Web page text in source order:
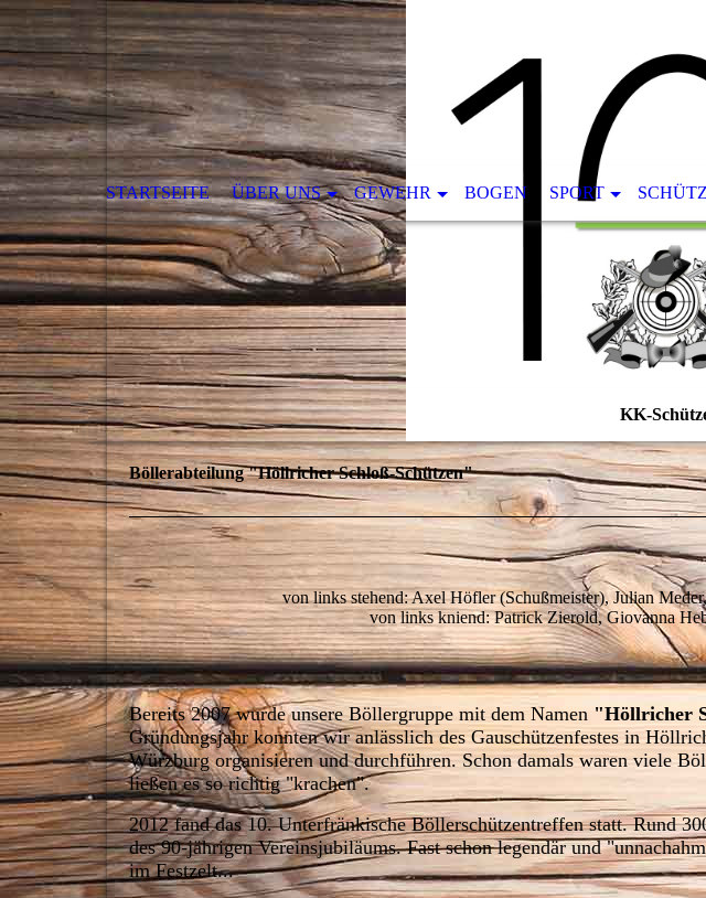
STARTSEITE ÜBER UNS GEWEHR BOGEN SPORT
KK-
Böllerabteilung "Höllricher Schloß-Schützen"
von links stehend: Axel Höfler (Schußmeister), Julian
von links kniend: Patrick Zierold, Giovanna
Bereits 2007 wurde unsere Böllergruppe mit dem Namen "Höllricher
Gründungsjahr konnten wir anlässlich des Gauschützenfestes in
Würzburg organisieren und durchführen. Schon damals waren viele
ließen es so richtig "krachen".
2012 fand das 10. Unterfränkische Böllerschützentreffen statt. Rund
des 90-jährigen Vereinsjubiläums. Fast schon legendär und
im Festzelt...